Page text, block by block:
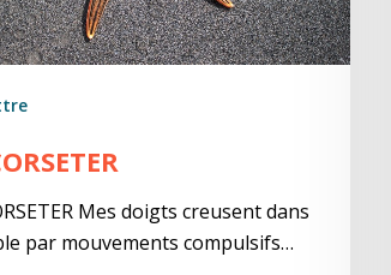
Mes doigts creusent dans
par mouvements compulsifs…